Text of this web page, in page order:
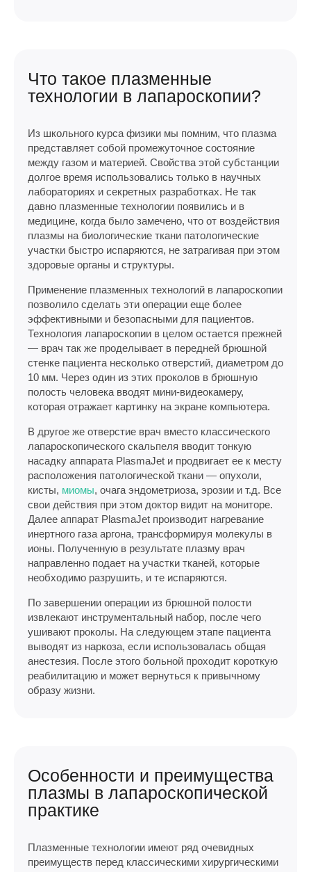
Что такое плазменные
технологии в лапароскопии?
Из школьного курса физики мы помним, что плазма
представляет собой промежуточное состояние
между газом и материей. Свойства этой субстанции
долгое время использовались только в научных
лабораториях и секретных разработках. Не так
давно плазменные технологии появились и в
медицине, когда было замечено, что от воздействия
плазмы на биологические ткани патологические
участки быстро испаряются, не затрагивая при этом
здоровые органы и структуры.
Применение плазменных технологий в лапароскопии
позволило сделать эти операции еще более
эффективными и безопасными для пациентов.
Технология лапароскопии в целом остается прежней
— врач так же проделывает в передней брюшной
стенке пациента несколько отверстий, диаметром до
10 мм. Через один из этих проколов в брюшную
полость человека вводят мини-видеокамеру,
которая отражает картинку на экране компьютера.
В другое же отверстие врач вместо классического
лапароскопического скальпеля вводит тонкую
насадку аппарата PlasmaJet и продвигает ее к месту
расположения патологической ткани — опухоли,
кисты, миомы, очага эндометриоза, эрозии и т.д. Все
свои действия при этом доктор видит на мониторе.
Далее аппарат PlasmaJet производит нагревание
инертного газа аргона, трансформируя молекулы в
ионы. Полученную в результате плазму врач
направленно подает на участки тканей, которые
необходимо разрушить, и те испаряются.
По завершении операции из брюшной полости
извлекают инструментальный набор, после чего
ушивают проколы. На следующем этапе пациента
выводят из наркоза, если использовалась общая
анестезия. После этого больной проходит короткую
реабилитацию и может вернуться к привычному
образу жизни.
Особенности и преимущества
плазмы в лапароскопической
практике
Плазменные технологии имеют ряд очевидных
преимуществ перед классическими хирургическими